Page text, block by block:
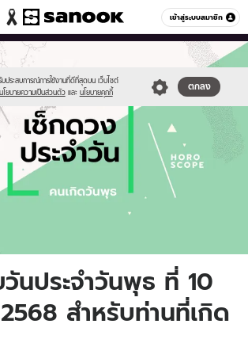
เข้าสู่ระบบสมาชิก
หมวดอื่นๆ
บประสบการณ์การใช้งานที่ดีที่สุดบน เว็บไซต์
นโยบายความเป็นส่วนตัว และ นโยบายคุกกี้
ตกลง
images/logo-
fxd/day/daily-
นประจำวันพุธ ที่ 10
สำหรับท่านที่เกิด